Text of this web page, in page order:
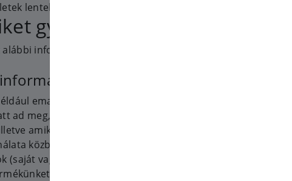
lentebb).
gyűjtünk
információkat szerezhetjük
email cím ha megadja;
ad meg, például név, email cím,
amikor telefonon, emailben,
közben ad meg nekünk;
vagy egyéb fizetési
vagy szolgáltatásunkat